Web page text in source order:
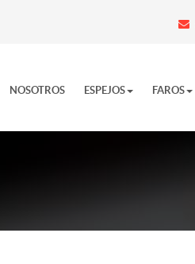
NOSOTROS ESPEJOS FAROS